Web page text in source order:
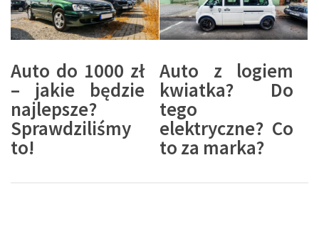
Auto do 1000 zł
– jakie będzie
najlepsze?
Sprawdziliśmy
to!
Auto z logiem
kwiatka? Do
tego
elektryczne? Co
to za marka?